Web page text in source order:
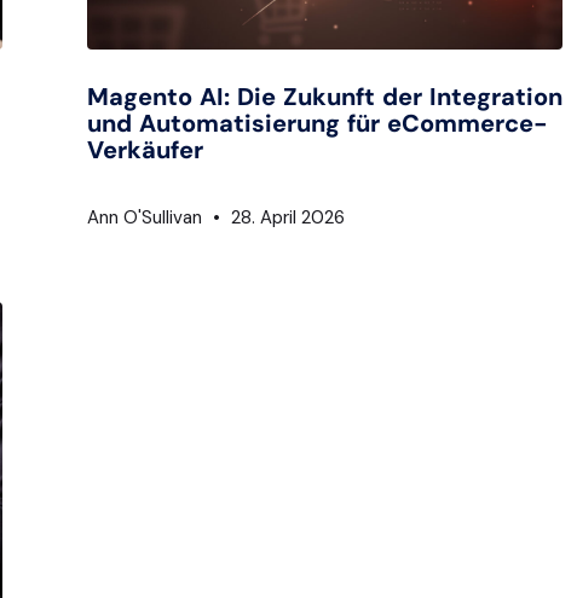
Magento AI: Die Zukunft der Integration
und Automatisierung für eCommerce-
Verkäufer
Ann O'Sullivan 28. April 2026